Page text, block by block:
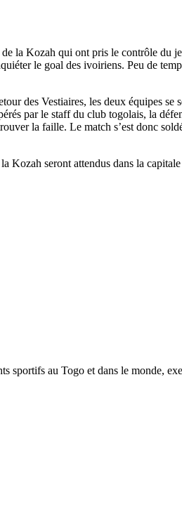
la Kozah qui ont pris le contrôle du
le goal des ivoiriens. Peu de
des Vestiaires, les deux équipes
par le staff du club togolais, la
la faille. Le match s’est donc
seront attendus dans la
au Togo et dans le monde,